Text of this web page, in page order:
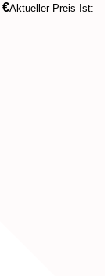
€Aktueller Preis Ist: